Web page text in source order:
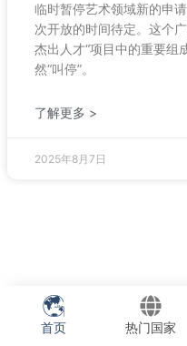
临时暂停艺术领域新的申
次开放的时间待定。这个
杰出人才“项目中的重要组
然“叫停”。
了解更多 >
2025年8月7日
首页 热门国家